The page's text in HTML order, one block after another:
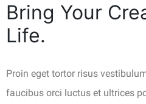
Bring Your
Life.
Proin eget tortor risus
faucibus orci luctus et ultrices